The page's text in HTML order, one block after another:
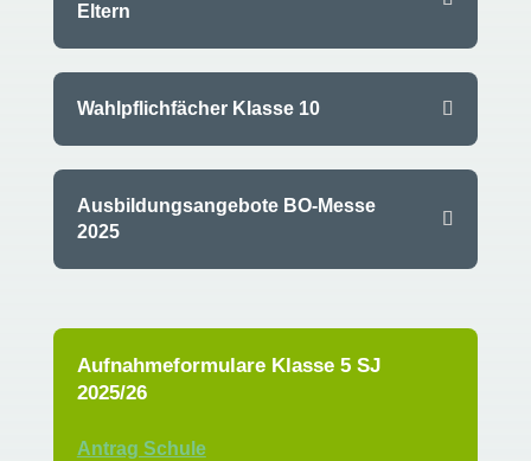
Eltern
Wahlpflichfächer Klasse 10
Ausbildungsangebote BO-Messe
2025
Aufnahmeformulare Klasse 5 SJ
2025/26
Antrag Schule